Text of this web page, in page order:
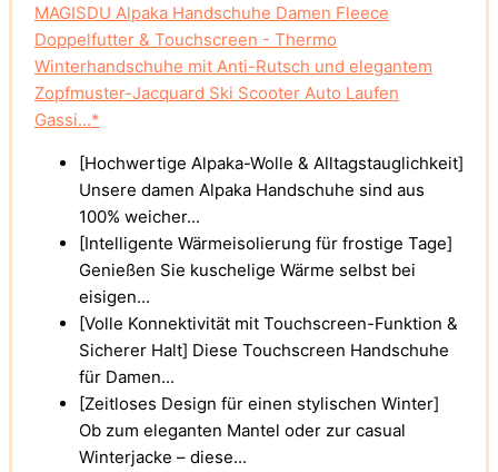
MAGISDU Alpaka Handschuhe Damen Fleece
Doppelfutter & Touchscreen - Thermo
Winterhandschuhe mit Anti-Rutsch und elegantem
Zopfmuster-Jacquard Ski Scooter Auto Laufen
Gassi...*
[Hochwertige Alpaka-Wolle & Alltagstauglichkeit]
Unsere ​​damen Alpaka Handschuhe​​ sind aus
100% weicher...
[Intelligente Wärmeisolierung für frostige Tage]
Genießen Sie kuschelige Wärme selbst bei
eisigen...
[Volle Konnektivität mit Touchscreen-Funktion &
Sicherer Halt] Diese ​​Touchscreen Handschuhe
für Damen...
[Zeitloses Design für einen stylischen Winter]
Ob zum eleganten Mantel oder zur casual
Winterjacke – diese...